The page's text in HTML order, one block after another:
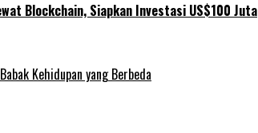
Blockchain, Siapkan Investasi US$100 Juta
Kehidupan yang Berbeda